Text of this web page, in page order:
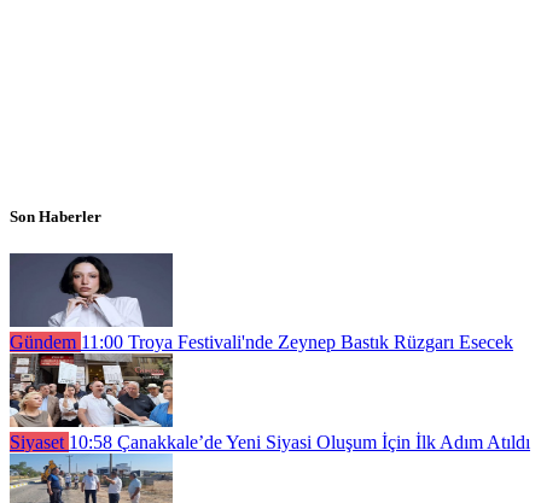
Son Haberler
Gündem 11:00 Troya Festivali'nde Zeynep Bastık Rüzgarı Esecek
Siyaset 10:58 Çanakkale’de Yeni Siyasi Oluşum İçin İlk Adım Atıldı